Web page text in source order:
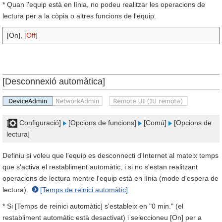
* Quan l'equip està en línia, no podeu realitzar les operacions de
lectura per a la còpia o altres funcions de l'equip.
[On], [Off]
[Desconnexió automàtica]
[ Configuració] [Opcions de funcions] [Comú]
[Opcions de
lectura]
Definiu si voleu que l'equip es desconnecti d'Internet al mateix temps
que s'activa el restabliment automàtic, i si no s'estan realitzant
operacions de lectura mentre l'equip està en línia (mode d'espera de
lectura).
[Temps de reinici automàtic]
* Si [Temps de reinici automàtic] s'estableix en "0 min." (el
restabliment automàtic està desactivat) i seleccioneu [On] per a